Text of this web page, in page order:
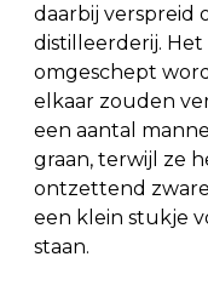
daarbij verspreid
distilleerderij.
omgeschept
elkaar zouden
een aantal
graan, terwijl ze
ontzettend
een klein stukje
staan.